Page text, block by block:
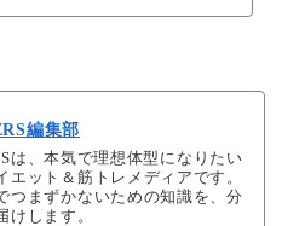
編集部
は、本気で理想体型になりたい
エット＆筋トレメディアです。
つまずかないための知識を、分
けします。